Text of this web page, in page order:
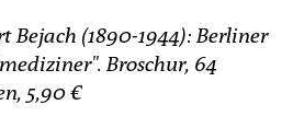
Bejach (1890-1944): Berliner
Broschur, 64
5,90 €